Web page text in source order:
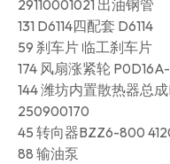
29110001021 出油钢管
131 D6114四配套 D6114
59 刹车片 临工刹车片
174 风扇涨紧轮
144 潍坊内置散热器总
250900170
45 转向器BZZ6-800
88 输油泵